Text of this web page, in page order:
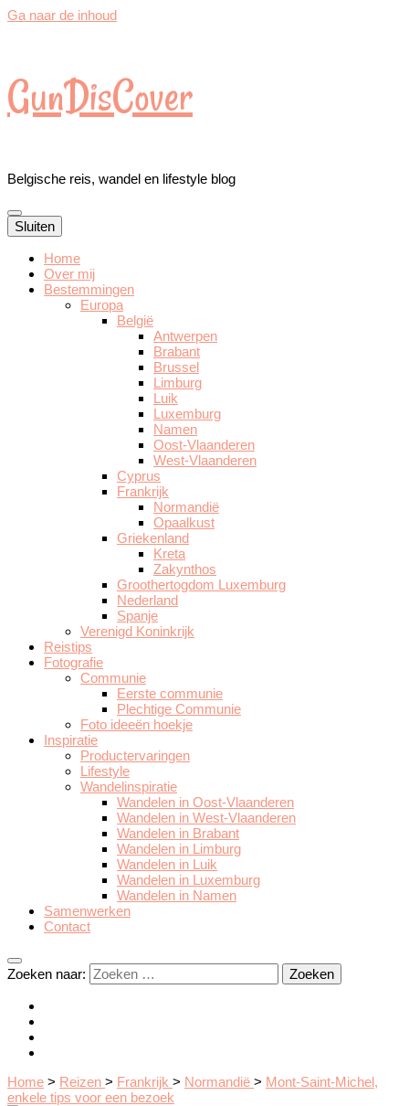
Ga naar de inhoud
GunDisCover
Belgische reis, wandel en lifestyle blog
Sluiten
Home
Over mij
Bestemmingen
Europa
België
Antwerpen
Brabant
Brussel
Limburg
Luik
Luxemburg
Namen
Oost-Vlaanderen
West-Vlaanderen
Cyprus
Frankrijk
Normandië
Opaalkust
Griekenland
Kreta
Zakynthos
Groothertogdom Luxemburg
Nederland
Spanje
Verenigd Koninkrijk
Reistips
Fotografie
Communie
Eerste communie
Plechtige Communie
Foto ideeën hoekje
Inspiratie
Productervaringen
Lifestyle
Wandelinspiratie
Wandelen in Oost-Vlaanderen
Wandelen in West-Vlaanderen
Wandelen in Brabant
Wandelen in Limburg
Wandelen in Luik
Wandelen in Luxemburg
Wandelen in Namen
Samenwerken
Contact
Zoeken naar:
Home > Reizen > Frankrijk > Normandië > Mont-Saint-Michel,
enkele tips voor een bezoek